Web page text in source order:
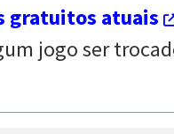
gratuitos atuais
jogo ser